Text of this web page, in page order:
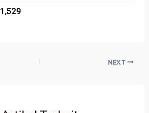
1,529
NEXT